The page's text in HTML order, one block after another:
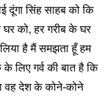
दूंगा सिंह साहब को कि
को, हर गरीब के घर
है मैं समझता हूँ हम
लिए गर्व की बात है कि
वह देश के कोने-कोने